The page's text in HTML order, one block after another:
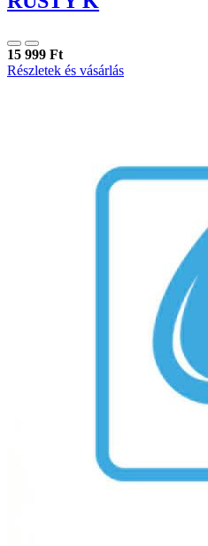
15 999 Ft
Részletek és vásárlás